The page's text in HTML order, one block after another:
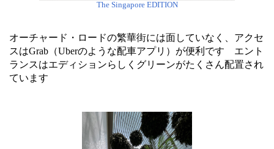
The Singapore EDITION
オーチャード・ロードの繁華街には面していなく、アクセ
スはGrab（Uberのような配車アプリ）が便利です エント
ランスはエディションらしくグリーンがたくさん配置され
ています